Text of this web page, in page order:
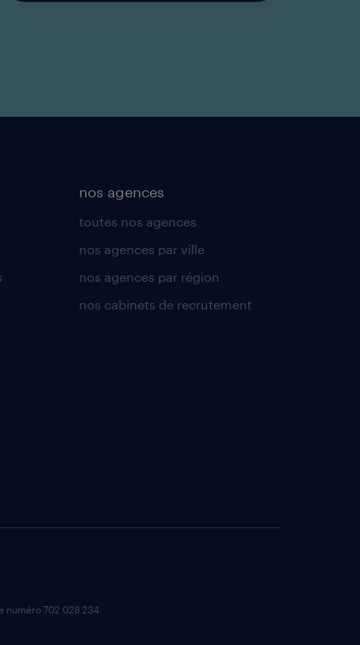
nos agences
toutes nos agences
nos agences par ville
nos agences par région
nos cabinets de recrutement
702 028 234.